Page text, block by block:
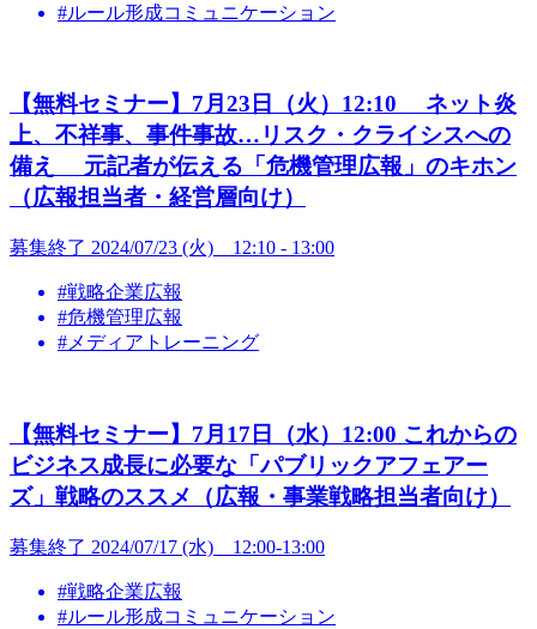
#ルール形成コミュニケーション
【無料セミナー】7月23日（火）12:10 ネット炎
上、不祥事、事件事故…リスク・クライシスへの
備え 元記者が伝える「危機管理広報」のキホン
（広報担当者・経営層向け）
募集終了 2024/07/23 (火) 12:10 - 13:00
#戦略企業広報
#危機管理広報
#メディアトレーニング
【無料セミナー】7月17日（水）12:00 これからの
ビジネス成長に必要な「パブリックアフェアー
ズ」戦略のススメ（広報・事業戦略担当者向け）
募集終了 2024/07/17 (水) 12:00-13:00
#戦略企業広報
#ルール形成コミュニケーション